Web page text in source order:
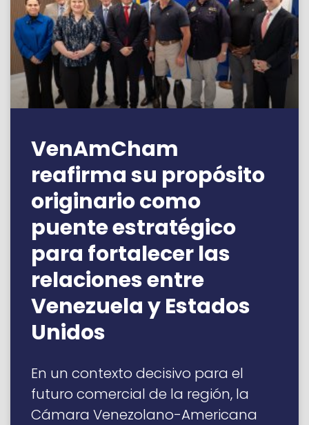
VenAmCham
reafirma su propósito
originario como
puente estratégico
para fortalecer las
relaciones entre
Venezuela y Estados
Unidos
En un contexto decisivo para el
futuro comercial de la región, la
Cámara Venezolano-Americana